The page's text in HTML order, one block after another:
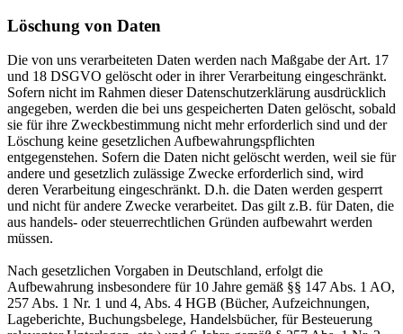
Löschung von Daten
Die von uns verarbeiteten Daten werden nach Maßgabe der Art. 17
und 18 DSGVO gelöscht oder in ihrer Verarbeitung eingeschränkt.
Sofern nicht im Rahmen dieser Datenschutzerklärung ausdrücklich
angegeben, werden die bei uns gespeicherten Daten gelöscht, sobald
sie für ihre Zweckbestimmung nicht mehr erforderlich sind und der
Löschung keine gesetzlichen Aufbewahrungspflichten
entgegenstehen. Sofern die Daten nicht gelöscht werden, weil sie für
andere und gesetzlich zulässige Zwecke erforderlich sind, wird
deren Verarbeitung eingeschränkt. D.h. die Daten werden gesperrt
und nicht für andere Zwecke verarbeitet. Das gilt z.B. für Daten, die
aus handels- oder steuerrechtlichen Gründen aufbewahrt werden
müssen.
Nach gesetzlichen Vorgaben in Deutschland, erfolgt die
Aufbewahrung insbesondere für 10 Jahre gemäß §§ 147 Abs. 1 AO,
257 Abs. 1 Nr. 1 und 4, Abs. 4 HGB (Bücher, Aufzeichnungen,
Lageberichte, Buchungsbelege, Handelsbücher, für Besteuerung